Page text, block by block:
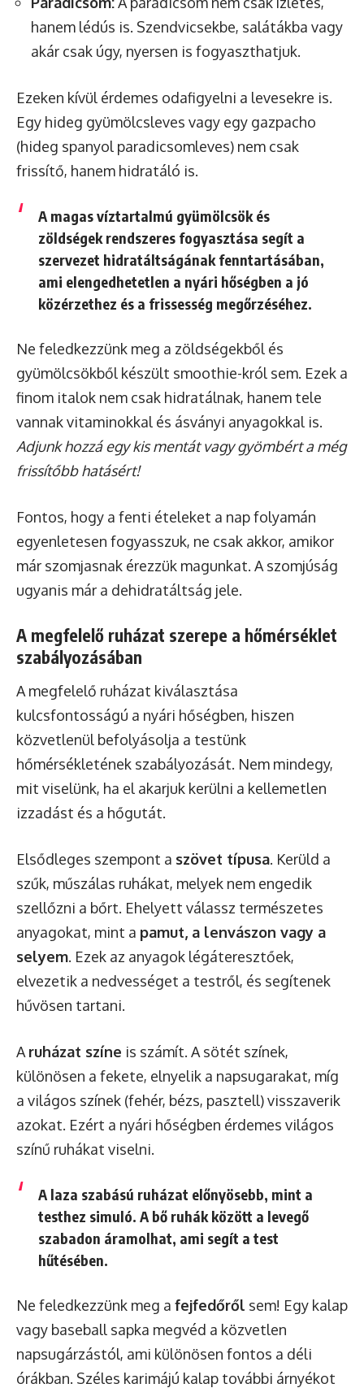
hanem lédús is. Szendvicsekbe, salátákba vagy
akár csak úgy, nyersen is fogyaszthatjuk.
Ezeken kívül érdemes odafigyelni a levesekre is.
Egy hideg gyümölcsleves vagy egy gazpacho
(hideg spanyol paradicsomleves) nem csak
frissítő, hanem hidratáló is.
A magas víztartalmú gyümölcsök és
zöldségek rendszeres fogyasztása segít a
szervezet hidratáltságának fenntartásában,
ami elengedhetetlen a nyári hőségben a jó
közérzethez és a frissesség megőrzéséhez.
Ne feledkezzünk meg a zöldségekből és
gyümölcsökből készült smoothie-król sem. Ezek a
finom italok nem csak hidratálnak, hanem tele
vannak vitaminokkal és ásványi anyagokkal is.
Adjunk hozzá egy kis mentát vagy gyömbért a még
frissítőbb hatásért!
Fontos, hogy a fenti ételeket a nap folyamán
egyenletesen fogyasszuk, ne csak akkor, amikor
már szomjasnak érezzük magunkat. A szomjúság
ugyanis már a dehidratáltság jele.
A megfelelő ruházat szerepe a hőmérséklet
szabályozásában
A megfelelő ruházat kiválasztása
kulcsfontosságú a nyári hőségben, hiszen
közvetlenül befolyásolja a testünk
hőmérsékletének szabályozását. Nem mindegy,
mit viselünk, ha el akarjuk kerülni a kellemetlen
izzadást és a hőgutát.
Elsődleges szempont a szövet típusa. Kerüld a
szűk, műszálas ruhákat, melyek nem engedik
szellőzni a bőrt. Ehelyett válassz természetes
anyagokat, mint a pamut, a lenvászon vagy a
selyem. Ezek az anyagok légáteresztőek,
elvezetik a nedvességet a testről, és segítenek
hűvösen tartani.
A ruházat színe is számít. A sötét színek,
különösen a fekete, elnyelik a napsugarakat, míg
a világos színek (fehér, bézs, pasztell) visszaverik
azokat. Ezért a nyári hőségben érdemes világos
színű ruhákat viselni.
A laza szabású ruházat előnyösebb, mint a
testhez simuló. A bő ruhák között a levegő
szabadon áramolhat, ami segít a test
hűtésében.
Ne feledkezzünk meg a fejfedőről sem! Egy kalap
vagy baseball sapka megvéd a közvetlen
napsugárzástól, ami különösen fontos a déli
órákban. Széles karimájú kalap további árnyékot